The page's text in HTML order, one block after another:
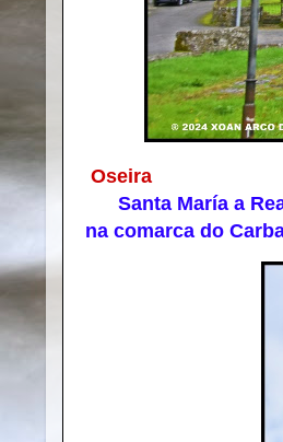
Oseira
Santa María a
na comarca do